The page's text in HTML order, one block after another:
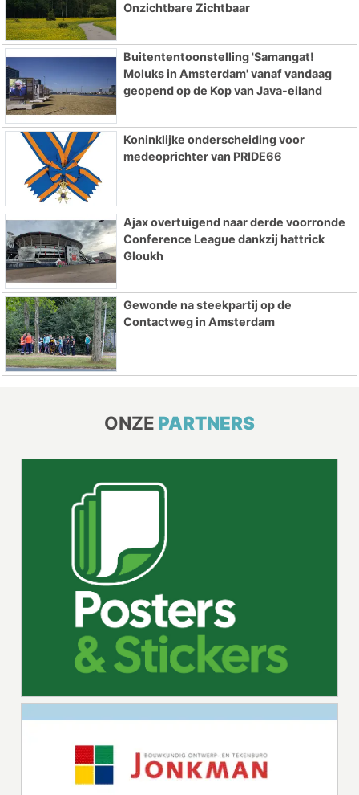
Onzichtbare Zichtbaar
Buitententoonstelling 'Samangat!
Moluks in Amsterdam' vanaf vandaag
geopend op de Kop van Java-eiland
Koninklijke onderscheiding voor
medeoprichter van PRIDE66
Ajax overtuigend naar derde voorronde
Conference League dankzij hattrick
Gloukh
Gewonde na steekpartij op de
Contactweg in Amsterdam
ONZE PARTNERS